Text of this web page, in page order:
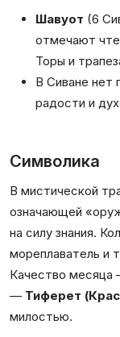
Шавуот (6
отмечают
Торы и
В Сиване нет
радости и
Символика
В мистической
означающей
на силу знания.
мореплаватель и
Качество месяца
— Тиферет
милостью.